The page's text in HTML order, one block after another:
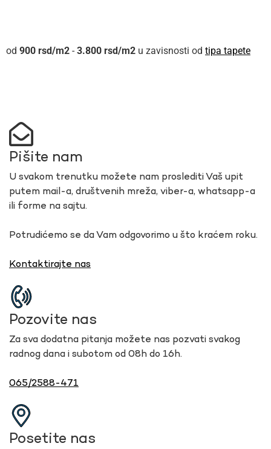
900 rsd - 3.800 rsd u zavisnosti od tipa tapete
Pišite nam
U svakom trenutku možete nam proslediti Vaš upit
putem mail-a, društvenih mreža, viber-a, whatsapp-a
ili forme na sajtu.
Potrudićemo se da Vam odgovorimo u što kraćem roku.
Kontaktirajte nas
Pozovite nas
Za sva dodatna pitanja možete nas pozvati svakog
radnog dana i subotom od 08h do 16h.
065/2588-471
Posetite nas